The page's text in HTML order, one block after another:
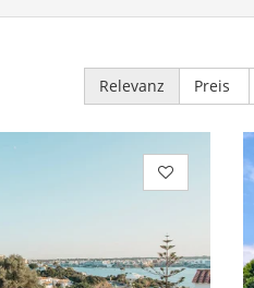
Relevanz Preis